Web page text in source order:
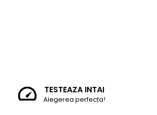
TESTEAZA INTAI
Alegerea perfecta!